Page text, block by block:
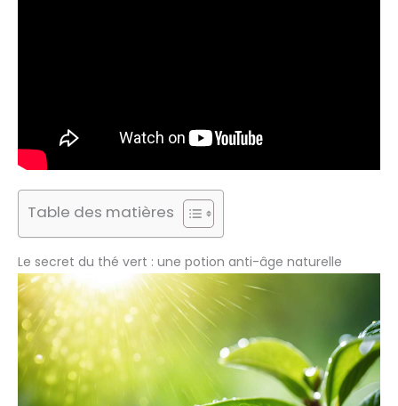
Table des matières
Le secret du thé vert : une potion anti-âge naturelle